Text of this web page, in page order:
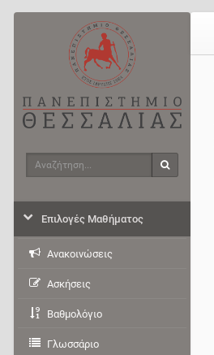
Αναζήτηση
Επιλογές Μαθήματος
Ανακοινώσεις
Ασκήσεις
Βαθμολόγιο
Γλωσσάριο